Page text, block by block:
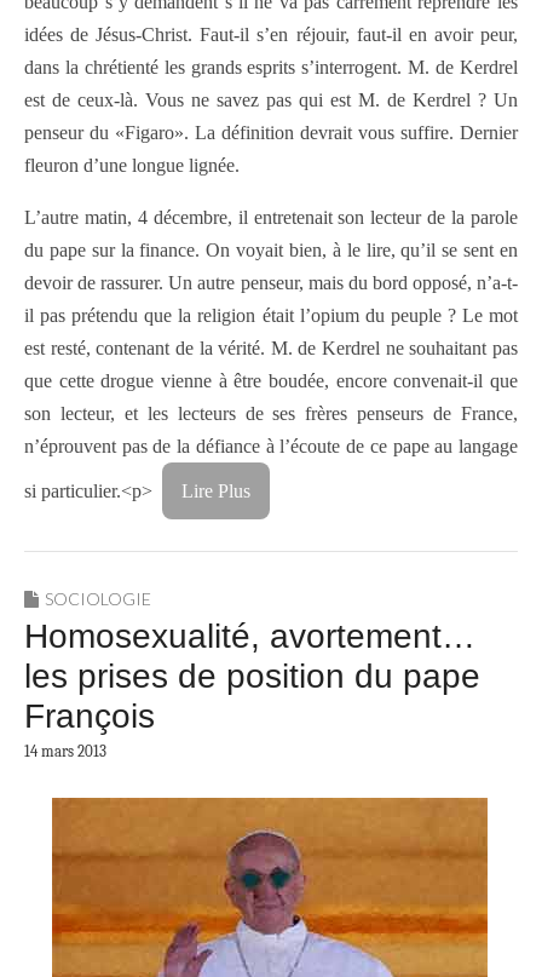
idées de Jésus-Christ. Faut-il s’en réjouir, faut-il en avoir peur,
dans la chrétienté les grands esprits s’interrogent. M. de Kerdrel
est de ceux-là. Vous ne savez pas qui est M. de Kerdrel ? Un
penseur du «Figaro». La définition devrait vous suffire. Dernier
fleuron d’une longue lignée.
L’autre matin, 4 décembre, il entretenait son lecteur de la parole
du pape sur la finance. On voyait bien, à le lire, qu’il se sent en
devoir de rassurer. Un autre penseur, mais du bord opposé, n’a-t-
il pas prétendu que la religion était l’opium du peuple ? Le mot
est resté, contenant de la vérité. M. de Kerdrel ne souhaitant pas
que cette drogue vienne à être boudée, encore convenait-il que
son lecteur, et les lecteurs de ses frères penseurs de France,
n’éprouvent pas de la défiance à l’écoute de ce pape au langage
si particulier.<p> Lire Plus
SOCIOLOGIE
Homosexualité, avortement…
les prises de position du pape
François
14 mars 2013